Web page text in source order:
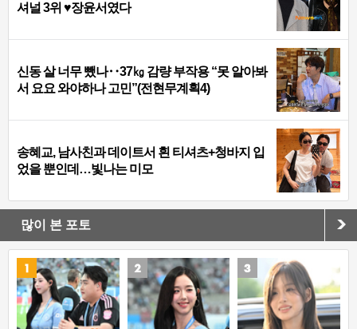
셔널 3위 ♥장윤서였다
신동 살 너무 뺐나‥37㎏ 감량 부작용 “못 알아봐
서 요요 와야하나 고민”(전현무계획4)
송혜교, 남사친과 데이트서 흰 티셔츠+청바지 입
었을 뿐인데…빛나는 미모
많이 본 포토